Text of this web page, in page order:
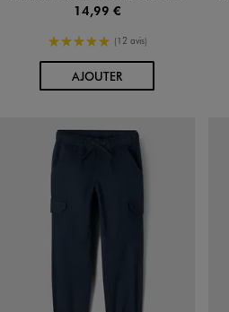
14,99 €
5/5 de moyenne
(12 avis)
AJOUTERAU PANIER